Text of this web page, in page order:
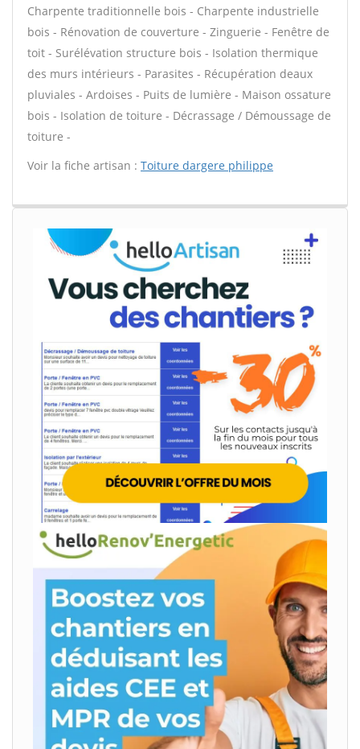
Charpente traditionnelle bois - Charpente industrielle
bois - Rénovation de couverture - Zinguerie - Fenêtre de
toit - Surélévation structure bois - Isolation thermique
des murs intérieurs - Parasites - Récupération deaux
pluviales - Ardoises - Puits de lumière - Maison ossature
bois - Isolation de toiture - Décrassage / Démoussage de
toiture -
Voir la fiche artisan : Toiture dargere philippe